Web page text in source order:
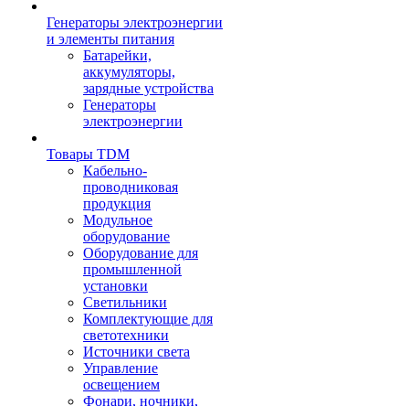
Генераторы электроэнергии
и элементы питания
Батарейки,
аккумуляторы,
зарядные устройства
Генераторы
электроэнергии
Товары TDM
Кабельно-
проводниковая
продукция
Модульное
оборудование
Оборудование для
промышленной
установки
Светильники
Комплектующие для
светотехники
Источники света
Управление
освещением
Фонари, ночники,